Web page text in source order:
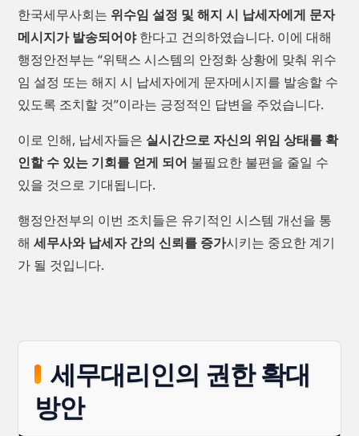
한국세무사회는 위수임 설정 및 해지 시 납세자에게 문자
메시지가 발송되어야한다고 건의하였습니다. 이에 대해
행정안전부는 “위택스 시스템의 안정화 상황에 맞춰 위수
임 설정 또는 해지 시 납세자에게 문자메시지를 발송할 수
있도록 조치할 것”이라는 긍정적인 답변을 주었습니다.
이로 인해, 납세자들은 실시간으로 자신의 위임 상태를 확
인할 수 있는 기회를 얻게 되어 불필요한 불편을 줄일 수
있을 것으로 기대됩니다.
행정안전부의 이번 조치들은 유기적인 시스템 개선을 통
해 세무사와 납세자 간의 신뢰를 증가시키는 중요한 계기
가 될 것입니다.
세무대리인의 권한 확대
방안